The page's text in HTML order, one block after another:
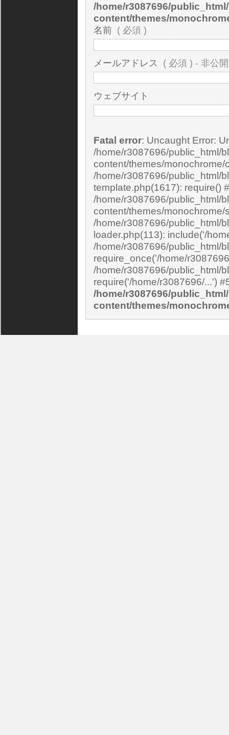
/home/r3087696/
content/themes/
名前 ( 必須 )
メールアドレス ( 必須 ) - 非公
ウェブサイト
Fatal error: Uncaught Error: Undefined constant "cs_print_smilies" in
/home/r3087696/public_html/
content/themes/
/home/r3087696/public_html/
template.php(1617): require()
/home/r3087696/public_html/
content/themes/
/home/r3087696/public_html/
loader.php(113): include('/
/home/r3087696/public_html/
require_once('/home/
/home/r3087696/public_html/
/home/r3087696/
content/themes/